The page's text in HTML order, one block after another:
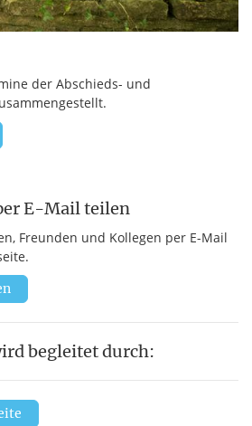
der Abschieds- und
E-Mail teilen
Freunden und Kollegen per E-Mail
begleitet durch: